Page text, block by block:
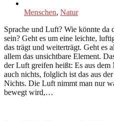
Menschen, Natur
Sprache und Luft? Wie könnte da
sein? Geht es um eine leichte,
das trägt und weiterträgt. Geht es
allem das unsichtbare Element.
der Luft greifen heißt: Es aus
auch nichts, folglich ist das aus
Nichts. Die Luft nimmt man nur
bewegt wird,…